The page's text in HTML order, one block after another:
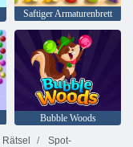
Saftiger Armaturenbrett
Bubble Woods
Rätsel
Spot-